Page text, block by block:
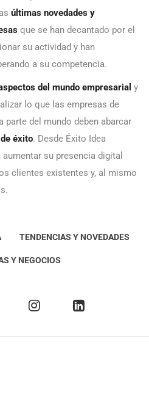
últimas novedades y
que se han decantado por el
su actividad y han
a su competencia.
del mundo empresarial y
lo que las empresas de
del mundo deben abarcar
éxito. Desde Éxito Idea
su presencia digital
clientes existentes y, al mismo
TENDENCIAS Y NOVEDADES
Y NEGOCIOS